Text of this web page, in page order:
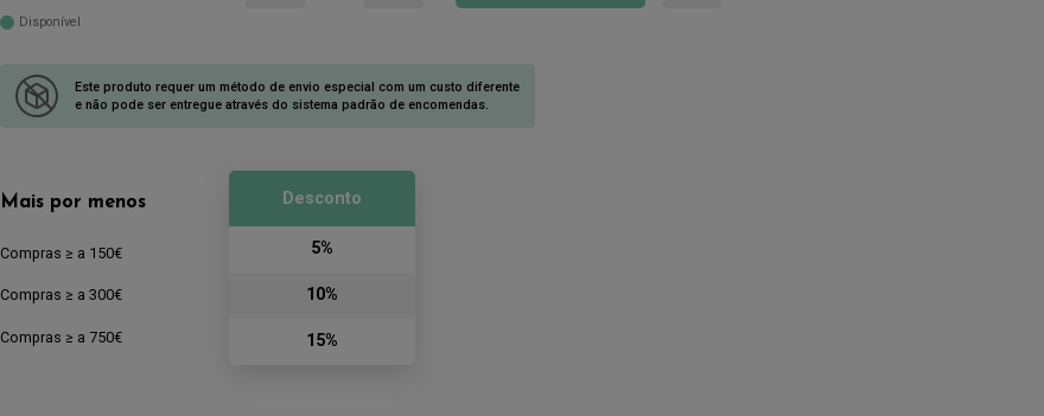
Disponível
Este produto requer um método de envio especial com um custo diferente
e não pode ser entregue através do sistema padrão de encomendas.
Mais por menos
Compras ≥ a 150€
Compras ≥ a 300€
Compras ≥ a 750€
Desconto
5%
10%
15%